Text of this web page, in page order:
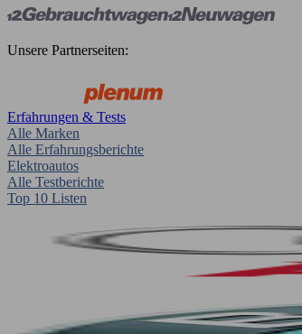
Unsere Partnerseiten:
Erfahrungen & Tests
Alle Marken
Alle Erfahrungsberichte
Elektroautos
Alle Testberichte
Top 10 Listen